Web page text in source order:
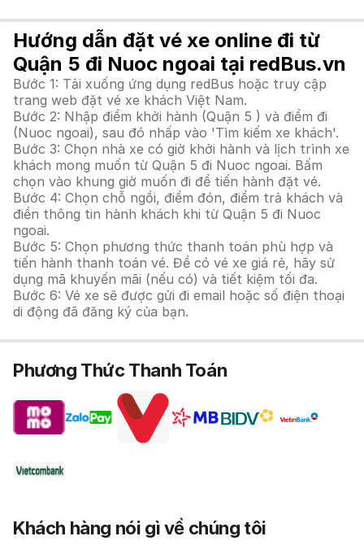
Hướng dẫn đặt vé xe online đi từ
Quận 5 đi Nuoc ngoai tại redBus.vn
Bước 1: Tải xuống ứng dụng redBus hoặc truy cập
trang web đặt vé xe khách Việt Nam.
Bước 2: Nhập điểm khởi hành (Quận 5 ) và điểm đi
(Nuoc ngoai), sau đó nhấp vào 'Tìm kiếm xe khách'.
Bước 3: Chọn nhà xe có giờ khởi hành và lịch trình xe
khách mong muốn từ Quận 5 đi Nuoc ngoai. Bấm
chọn vào khung giờ muốn đi để tiến hành đặt vé.
Bước 4: Chọn chỗ ngồi, điểm đón, điểm trả khách và
điền thông tin hành khách khi từ Quận 5 đi Nuoc
ngoai.
Bước 5: Chọn phương thức thanh toán phù hợp và
tiến hành thanh toán vé. Để có vé xe giá rẻ, hãy sử
dụng mã khuyến mãi (nếu có) và tiết kiệm tối đa.
Bước 6: Vé xe sẽ được gửi đi email hoặc số điện thoại
di động đã đăng ký của bạn.
Phương Thức Thanh Toán
Khách hàng nói gì về chúng tôi